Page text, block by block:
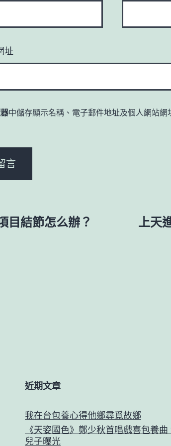
址
中儲存顯示名稱、電子郵件地址及個人網站
目結節怎么辦？
上天
近期文章
我在台包養心得他鄉尋覓故鄉
《天姿國色》鄭少秋首唱戲喜包養曲
兒子曝光